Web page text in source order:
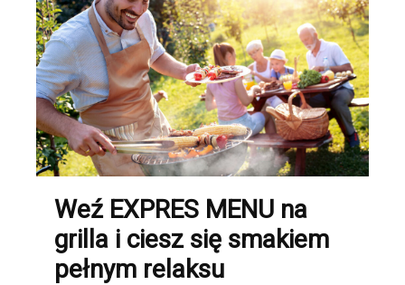
Weź EXPRES MENU na
grilla i ciesz się smakiem
pełnym relaksu